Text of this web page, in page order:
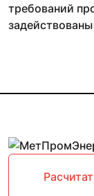
требований